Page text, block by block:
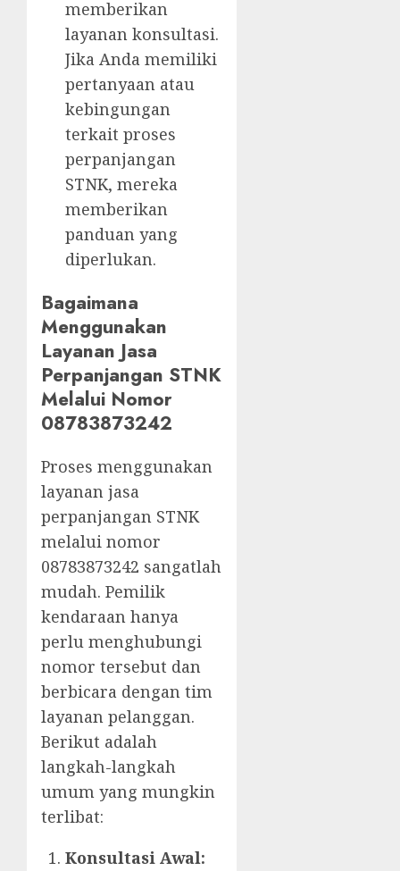
memberikan
layanan konsultasi.
Jika Anda memiliki
pertanyaan atau
kebingungan
terkait proses
perpanjangan
STNK, mereka
memberikan
panduan yang
diperlukan.
Bagaimana
Menggunakan
Layanan Jasa
Perpanjangan STNK
Melalui Nomor
08783873242
Proses menggunakan
layanan jasa
perpanjangan STNK
melalui nomor
08783873242 sangatlah
mudah. Pemilik
kendaraan hanya
perlu menghubungi
nomor tersebut dan
berbicara dengan tim
layanan pelanggan.
Berikut adalah
langkah-langkah
umum yang mungkin
terlibat:
Konsultasi Awal: